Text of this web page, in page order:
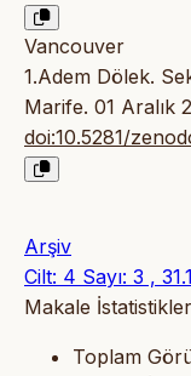
Vancouver
1.Adem Dölek.
Marife. 01 Aralık
doi:10.5281/
Arşiv
Cilt: 4 Sayı: 3 ,
Makale
Toplam